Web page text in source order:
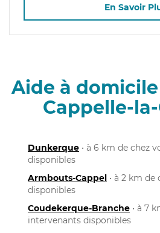
En Savoir
Aide à
Cappelle-
Dunkerque • à 6 km de chez
disponibles
Armbouts-Cappel • à 2 km de
disponibles
Coudekerque-Branche • à 7
intervenants disponibles